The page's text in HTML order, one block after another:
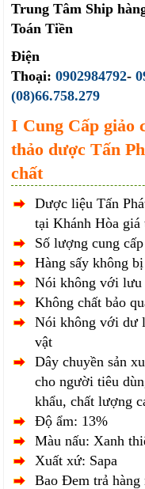
Trung Tâm Ship
Toán Tiền
Điện
Thoại:0902984792-
(08)66.758.279
I Cung Cấp giảo
thảo dược Tấn
chất
Dược liệu Tấn
tại Khánh Hòa giá
Số lượng cung
Hàng sấy không
Nói không với lưu
Không chất bảo
Nói không với dư
vật
Dây chuyền sản
cho người tiêu
khẩu, chất lượng
Độ ẩm: 13%
Màu nấu: Xanh
Xuất xứ: Sapa
Bao Đem trả hàng